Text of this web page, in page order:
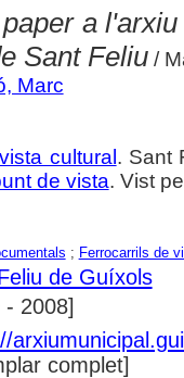
a
Sant Feliu/
Marc
cultural. Sant
de vista. Vist
; Ferrocarrils de
de Guíxols
- 2008]
complet]